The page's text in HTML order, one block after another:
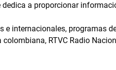
a proporcionar
internacionales, programas
RTVC Radio